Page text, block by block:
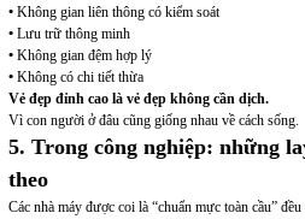
•Không gian liên thông có kiểm soát
•Lưu trữ thông minh
•Không gian đệm hợp lý
•Không có chi tiết thừa
Vẻ đẹp đỉnh cao là vẻ đẹp không cần dịch.
Vì con người ở đâu cũng giống nhau về cách sống.
5. Trong công nghiệp: những
theo
Các nhà máy được coi là “chuẩn mực toàn cầu”